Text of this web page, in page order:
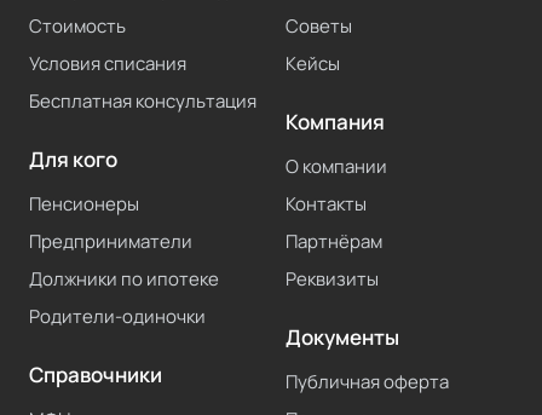
Стоимость
Условия списания
Бесплатная консультация
Для кого
Пенсионеры
Предприниматели
Должники по ипотеке
Родители-одиночки
Справочники
Советы
Кейсы
Компания
О компании
Контакты
Партнёрам
Реквизиты
Документы
Публичная оферта